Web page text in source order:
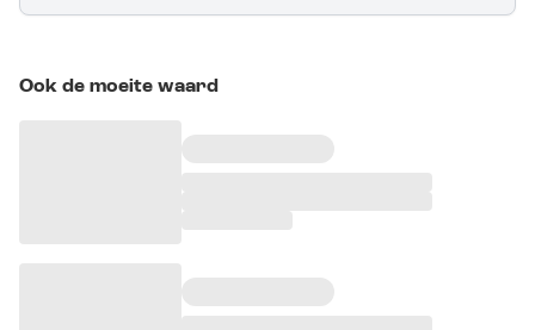
Ook de moeite waard